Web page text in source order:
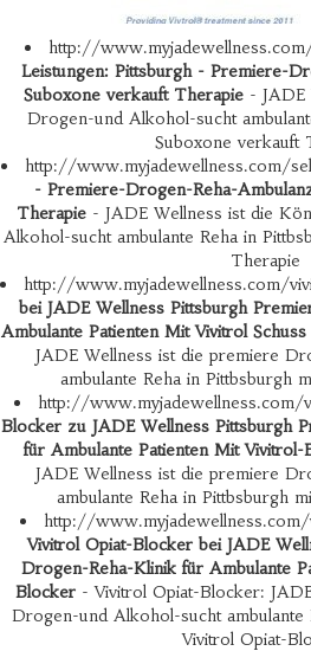
http://
Leistungen: Pittsburgh - Premiere-
Suboxone verkauft Therapie - JADE
Drogen-und Alkohol-sucht
Suboxone verkauft
http://www.myjadewellness.com/
- Premiere-Drogen-Reha-
Therapie - JADE Wellness ist die
Alkohol-sucht ambulante Reha in
Therapie
http://www.myjadewellness.com/
bei JADE Wellness Pittsburgh
Ambulante Patienten Mit Vivitrol Schuss
JADE Wellness ist die premiere
ambulante Reha in Pittbsburgh
http://
Blocker zu JADE Wellness Pittsburgh
für Ambulante Patienten Mit Vivitrol-
JADE Wellness ist die premiere
ambulante Reha in Pittbsburgh
http://
Vivitrol Opiat-Blocker bei JADE
Drogen-Reha-Klinik für Ambulante
Blocker - Vivitrol Opiat-Blocker:
Drogen-und Alkohol-sucht ambulante
Vivitrol Opiat-